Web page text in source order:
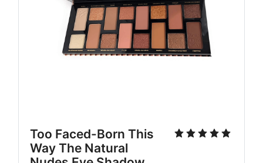
Too Faced-Born This
Way The Natural